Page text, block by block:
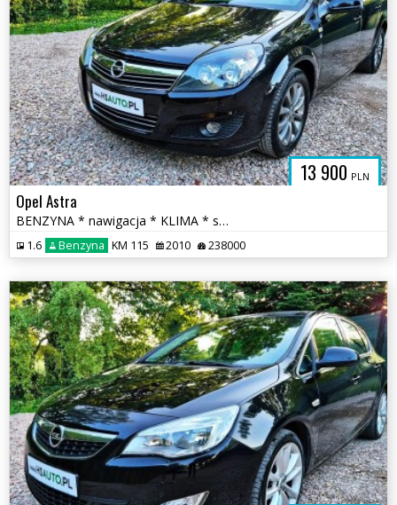
13 900 PLN
Opel Astra
BENZYNA * nawigacja * KLIMA * super * okazja * POLECAMY
1.6 Benzyna KM 115 2010 238000